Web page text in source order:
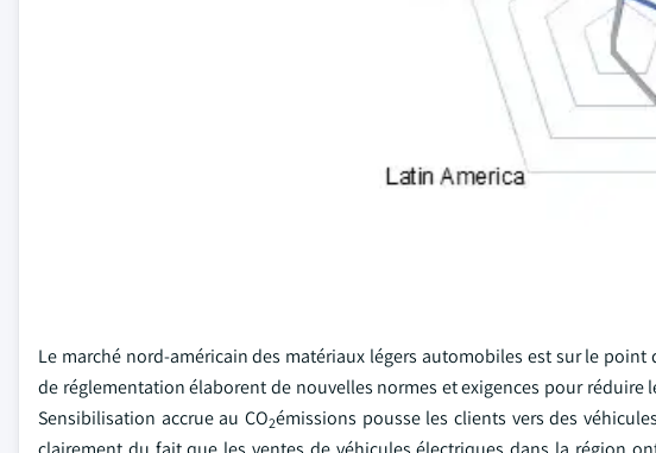
Le marché nord-américain des matériaux légers automobiles est sur le point
de réglementation élaborent de nouvelles normes et exigences pour réduire
Sensibilisation accrue au CO2émissions pousse les clients vers des